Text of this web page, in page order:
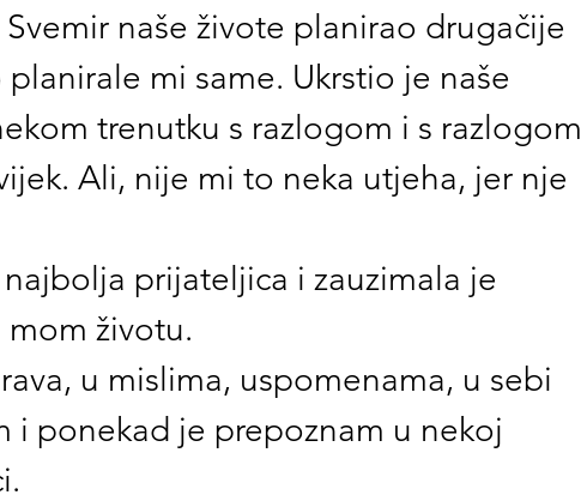
naše živote planirao drugačije
mi same. Ukrstio je naše
trenutku s razlogom i s razlogom
Ali, nije mi to neka utjeha, jer nje
prijateljica i zauzimala je
životu.
u mislima, uspomenama, u sebi
i ponekad je prepoznam u nekoj